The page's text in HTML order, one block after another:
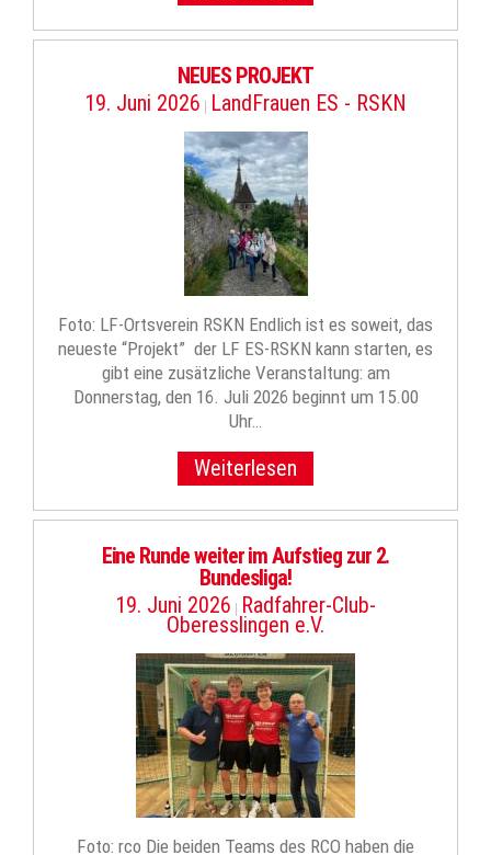
NEUES PROJEKT
19. Juni 2026 | LandFrauen ES - RSKN
Foto: LF-Ortsverein RSKN Endlich ist es soweit, das
neueste “Projekt” der LF ES-RSKN kann starten, es
gibt eine zusätzliche Veranstaltung: am
Donnerstag, den 16. Juli 2026 beginnt um 15.00
Uhr…
Weiterlesen
Eine Runde weiter im Aufstieg zur 2.
Bundesliga!
19. Juni 2026 | Radfahrer-Club-
Oberesslingen e.V.
Foto: rco Die beiden Teams des RCO haben die